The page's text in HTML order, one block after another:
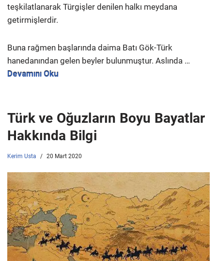
teşkilatlanarak Türgişler denilen halkı meydana
getirmişlerdir.
Buna rağmen başlarında daima Batı Gök-Türk
hanedanından gelen beyler bulunmuştur. Aslında …
Devamını Oku
Türk ve Oğuzların Boyu Bayatlar
Hakkında Bilgi
Kerim Usta 20 Mart 2020